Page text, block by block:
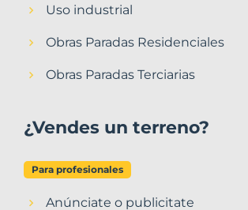
Uso industrial
Obras Paradas Residenciales
Obras Paradas Terciarias
¿Vendes un terreno?
Para profesionales
Anúnciate o publicitate